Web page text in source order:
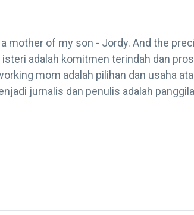
a mother of my son - Jordy. And the
adalah komitmen terindah dan
mom adalah pilihan dan usaha
jurnalis dan penulis adalah